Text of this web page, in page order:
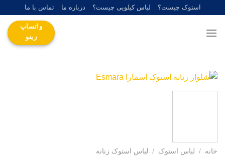
content
استوک چیست؟ لباس کیلویی چیست؟ درباره ما تماس با ما
واتساپ
زینو
خانه / لباس استوک / لباس استوک زنانه